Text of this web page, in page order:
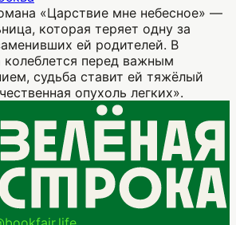
«Царствие мне небесное» —
которая теряет одну за
ей родителей. В
колеблется перед важным
судьба ставит ей тяжёлый
опухоль легких».